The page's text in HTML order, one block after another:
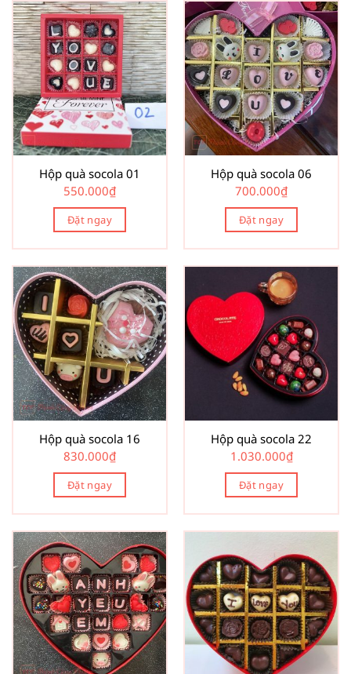
Hộp quà socola 01
550.000₫
Đặt ngay
Hộp quà socola 06
700.000₫
Đặt ngay
Hộp quà socola 16
830.000₫
Đặt ngay
Hộp quà socola 22
1.030.000₫
Đặt ngay